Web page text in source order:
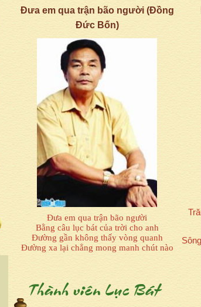
Đưa em qua trận bão người (Đồng
Đức Bốn)
Đưa em qua trận bão người
Bằng câu lục bát của trời cho anh
Đường gần không thấy vòng quanh
Đường xa lại chẳng mong manh chút nào